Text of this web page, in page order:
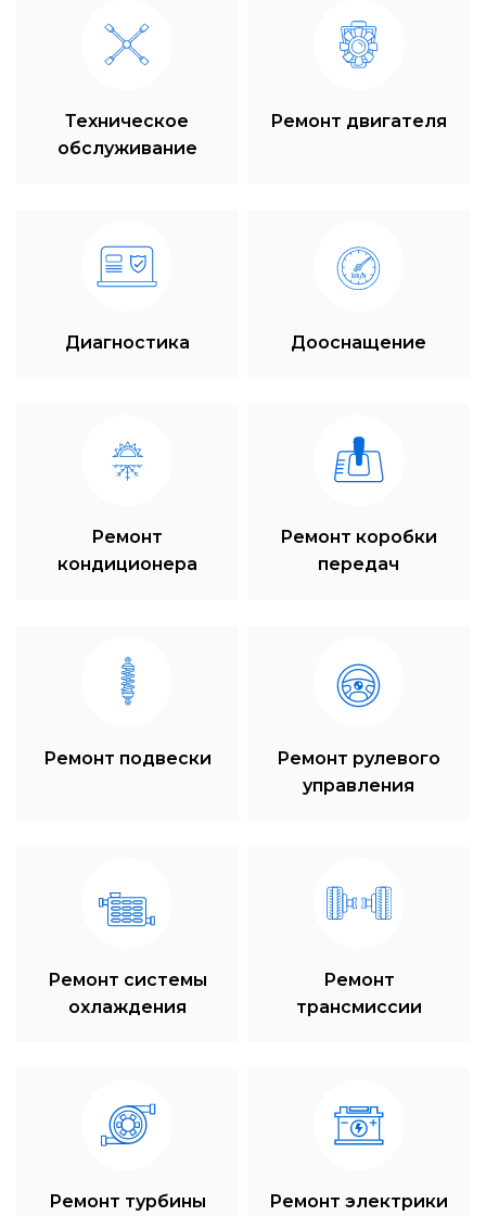
Техническое
обслуживание
Ремонт двигателя
Диагностика Дооснащение
Ремонт
кондиционера
Ремонт коробки
передач
Ремонт подвески
Ремонт рулевого
управления
Ремонт системы
охлаждения
Ремонт
трансмиссии
Ремонт турбины Ремонт электрики